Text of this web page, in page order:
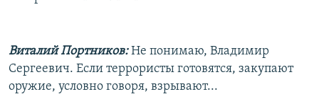
Виталий Портников:Не понимаю, Владимир
Сергеевич. Если террористы готовятся, закупают
оружие, условно говоря, взрывают...